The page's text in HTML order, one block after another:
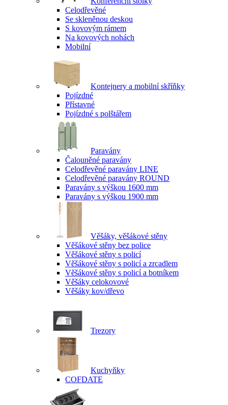
Celodřevěné
Se skleněnou deskou
S kovovým rámem
Na kovových nohách
Mobilní
Kontejnery a mobilní skříňky
Pojízdné
Přístavné
Pojízdné s polštářem
Paravány
Čalouněné paravány
Celodřevěné paravány LINE
Celodřevěné paravány ROUND
Paravány s výškou 1600 mm
Paravány s výškou 1900 mm
Věšáky, věšákové stěny
Věšákové stěny bez police
Věšákové stěny s policí
Věšákové stěny s policí a zrcadlem
Věšákové stěny s policí a botníkem
Věšáky celokovové
Věšáky kov/dřevo
Trezory
Kuchyňky
COFDATE